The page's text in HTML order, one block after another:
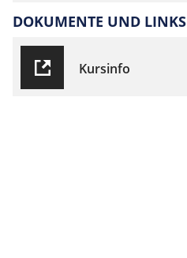
DOKUMENTE UND LINKS
Kursinfo